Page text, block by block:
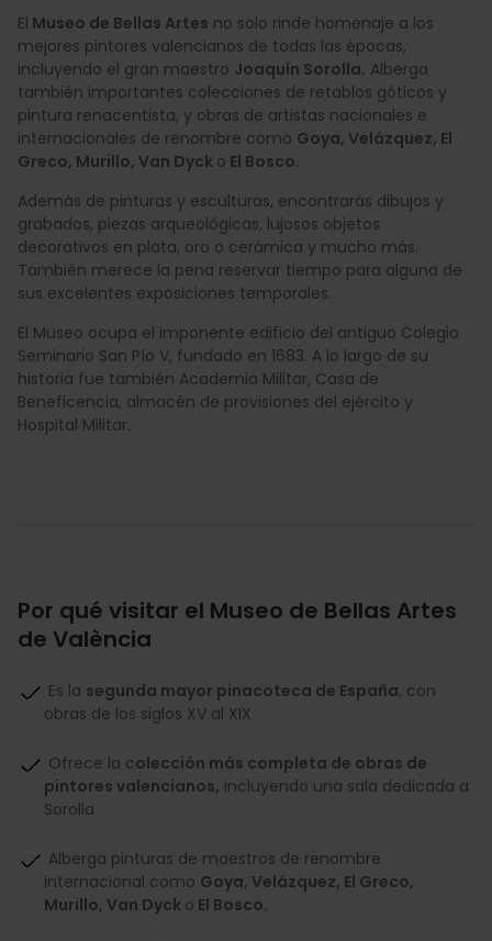
El Museo de Bellas Artes no solo rinde homenaje a los
mejores pintores valencianos de todas las épocas,
incluyendo el gran maestro Joaquín Sorolla. Alberga
también importantes colecciones de retablos góticos y
pintura renacentista, y obras de artistas nacionales e
internacionales de renombre como Goya, Velázquez, El
Greco, Murillo, Van Dyck o El Bosco.
Además de pinturas y esculturas, encontrarás dibujos y
grabados, piezas arqueológicas, lujosos objetos
decorativos en plata, oro o cerámica y mucho más.
También merece la pena reservar tiempo para alguna de
sus excelentes exposiciones temporales.
El Museo ocupa el imponente edificio del antiguo Colegio
Seminario San Pío V, fundado en 1683. A lo largo de su
historia fue también Academia Militar, Casa de
Beneficencia, almacén de provisiones del ejército y
Hospital Militar.
Por qué visitar el Museo de Bellas Artes
de València
Es la segunda mayor pinacoteca de España, con
obras de los siglos XV al XIX
Ofrece la colección más completa de obras de
pintores valencianos, incluyendo una sala dedicada a
Sorolla
Alberga pinturas de maestros de renombre
internacional como Goya, Velázquez, El Greco,
Murillo, Van Dyck o El Bosco.